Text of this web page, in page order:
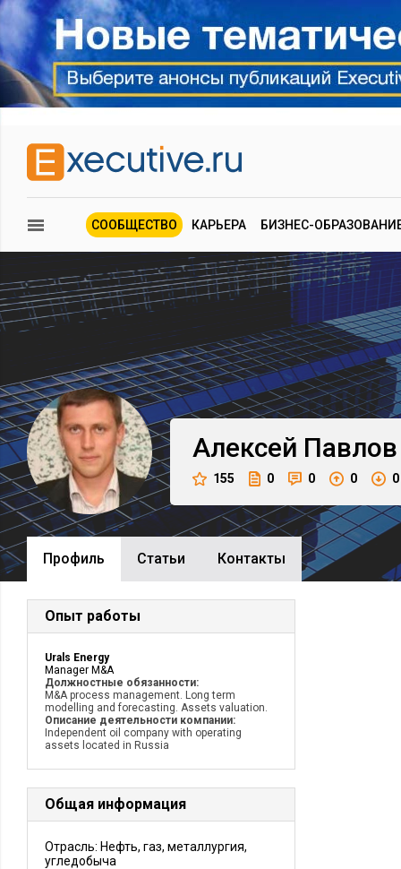
СООБЩЕСТВО КАРЬЕРА БИЗНЕС-
Алексей Павлов
155 0 0 0 0
Профиль Cтатьи Контакты
Опыт работы
Urals Energy
Manager M&A
Должностные обязанности:
M&A process management. Long term
modelling and forecasting. Assets valuation.
Описание деятельности компании:
Independent oil company with operating
assets located in Russia
Общая информация
Отрасль: Нефть, газ, металлургия,
угледобыча